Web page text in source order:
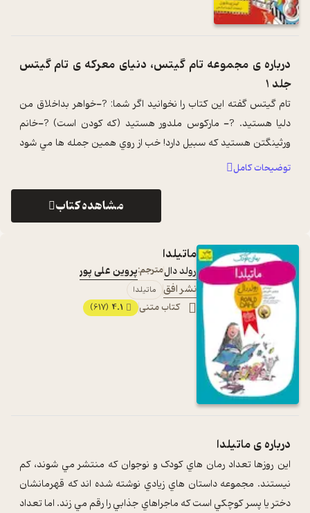
درباره ی مجموعه تام گیتس، دنیای معرکه ی تام گیتس
جلد 1
تام گيتس گفته اين کتاب را نخوانيد اگر شما: ?-خواهر بداخلاق من
دليا هستيد. ?- مارکوس ملدور هستيد (که کودن است) ?-خانم
ورثينگتن هستيد که سبيل دارد! خب از روي همين جمله ها مي شود
حدس زد که با ...
توضیحات کامل
مشاهده کتاب
ماتیلدا
رولد دالمترجم:پروین علی پور
نشر افق
ماتیلدا
کتاب متنی 4.1
(617)
درباره یماتیلدا
اين روزها تعداد رمان هاي کودک و نوجوان که منتشر مي شوند، کم
نيستند. مجموعه داستان هاي زيادي نوشته شده اند که قهرمانشان
دختر يا پسر کوچکي است که ماجراهاي جذابي را رقم مي زند. اما تعداد